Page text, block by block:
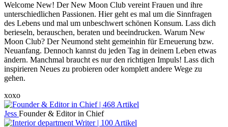
Welcome New! Der New Moon Club vereint Frauen und ihre
unterschiedlichen Passionen. Hier geht es mal um die Sinnfragen
des Lebens und mal um unbeschwert schönen Konsum. Lass dich
berieseln, berauschen, beraten und beeindrucken. Warum New
Moon Club? Der Neumond steht gemeinhin für Erneuerung bzw.
Neuanfang. Dennoch kannst du jeden Tag in deinem Leben etwas
ändern. Manchmal braucht es nur den richtigen Impuls! Lass dich
inspirieren Neues zu probieren oder komplett andere Wege zu
gehen.
xoxo
Jess Founder & Editor in Chief